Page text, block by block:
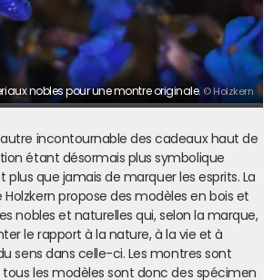
nobles pour une montre originale. © Holzkern
autre incontournable des cadeaux haut de
étant désormais plus symbolique
plus que jamais de marquer les esprits. La
propose des modèles en bois et
nobles et naturelles qui, selon la marque,
le rapport à la nature, à la vie et à
sens dans celle-ci. Les montres sont
tous les modèles sont donc des spécimen